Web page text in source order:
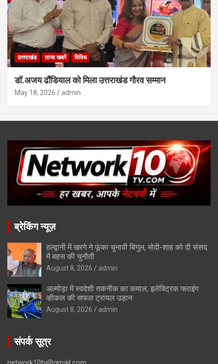
उत्तराखंड ताजा खबरें विविध
डॉ.अजय ढौंडियाल को मिला उत्तराखंड गौरव सम्मान
May 18, 2026 admin
ब्रेकिंग न्यूज़
हल्द्वानी में खरगे ने फूंका चुनावी बिगुल, मोदी-शाह को दी संसद
में बहस की चुनौती
August 8, 2026 admin
अल्मोड़ा में स्वदेशी तकनीक का कमाल, इलेक्ट्रिक फ्लाइंग
व्हीकल की सफल ट्रायल उड़ान
August 8, 2026 admin
संपर्क सूत्र